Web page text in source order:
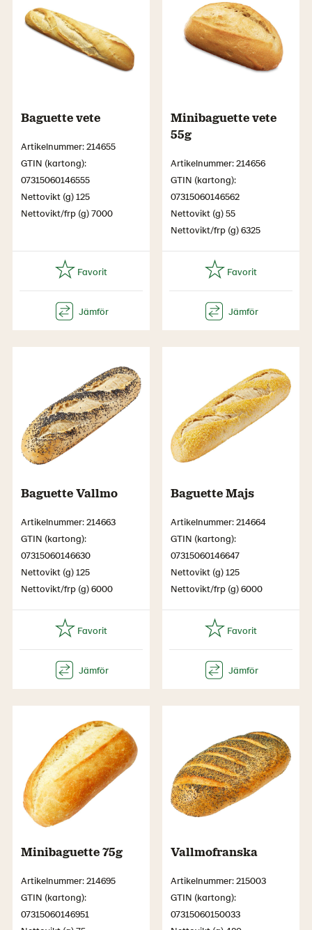
Baguette vete
Artikelnummer: 214655
GTIN (kartong):
07315060146555
Nettovikt (g) 125
Nettovikt/frp (g) 7000
Minibaguette vete
55g
Artikelnummer: 214656
GTIN (kartong):
07315060146562
Nettovikt (g) 55
Nettovikt/frp (g) 6325
Baguette Vallmo
Artikelnummer: 214663
GTIN (kartong):
07315060146630
Nettovikt (g) 125
Nettovikt/frp (g) 6000
Baguette Majs
Artikelnummer: 214664
GTIN (kartong):
07315060146647
Nettovikt (g) 125
Nettovikt/frp (g) 6000
Minibaguette 75g
Artikelnummer: 214695
GTIN (kartong):
07315060146951
Vallmofranska
Artikelnummer: 215003
GTIN (kartong):
07315060150033